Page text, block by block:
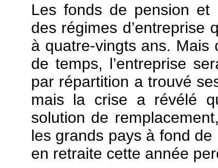
Les fonds de pension
des régimes d’entreprise
à quatre-vingts ans.
de temps, l’entreprise
par répartition a trouvé
mais la crise a révélé
solution de
les grands pays à fond
en retraite cette année